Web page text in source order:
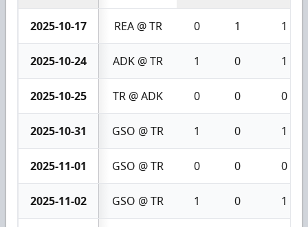
2025-10-17 REA @ TR 0 1 1
2025-10-24 ADK @ TR 1 0 1
2025-10-25 TR @ ADK 0 0 0
2025-10-31 GSO @ TR 1 0 1
2025-11-01 GSO @ TR 0 0 0
2025-11-02 GSO @ TR 1 0 1